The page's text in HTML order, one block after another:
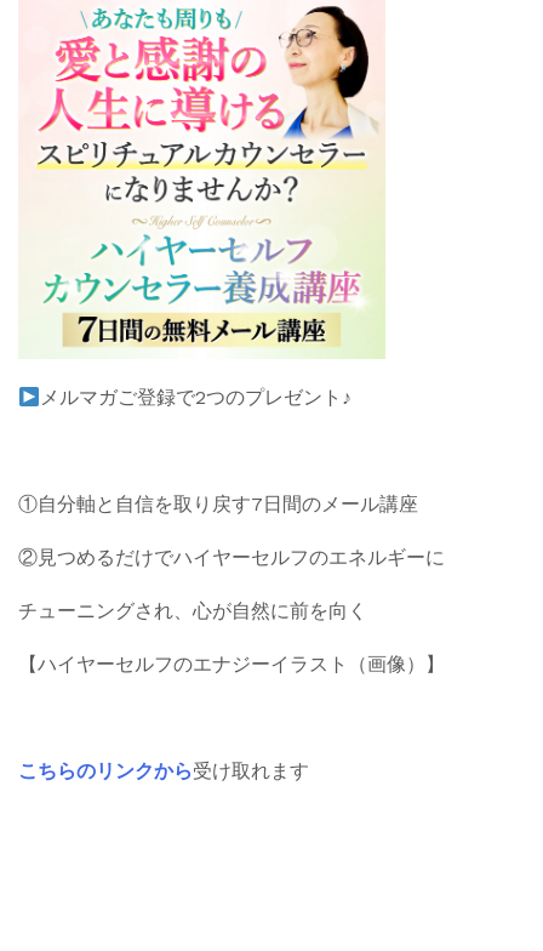
メルマガご登録で2つのプレゼント♪
①自分軸と自信を取り戻す7日間のメール講座
②見つめるだけでハイヤーセルフのエネルギーに
チューニングされ、心が自然に前を向く
【ハイヤーセルフのエナジーイラスト（画像）】
こちらのリンクから受け取れます